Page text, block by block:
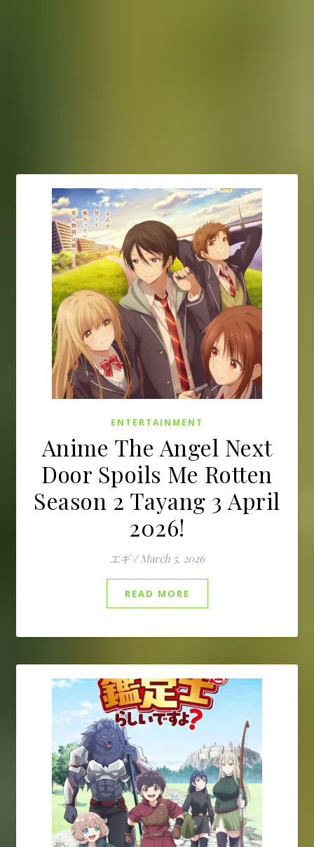
ENTERTAINMENT
Anime The Angel Next
Door Spoils Me Rotten
Season 2 Tayang 3 April
2026!
エギ / March 5, 2026
READ MORE